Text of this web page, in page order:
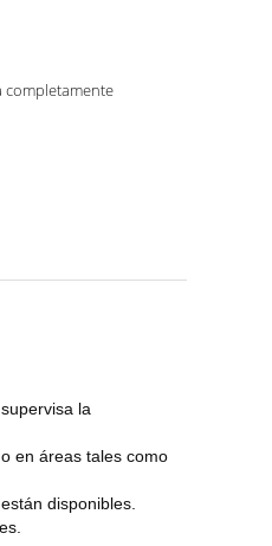
completamente
la
en áreas tales como
disponibles.